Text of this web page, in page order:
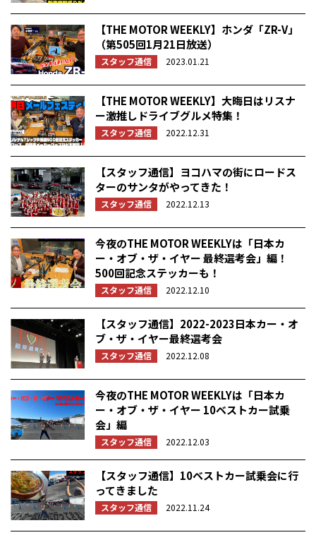
【THE MOTOR WEEKLY】ホンダ「ZR-V」
（第505回1月21日放送）
スタッフ通信 2023.01.21
【THE MOTOR WEEKLY】大晦日はリスナ
ー激推しドライブグルメ特集！
スタッフ通信 2022.12.31
【スタッフ通信】ヨコハマの街にロードス
ターのサンタがやってきた！
スタッフ通信 2022.12.13
今夜のTHE MOTOR WEEKLYは「日本カ
ー・オブ・ザ・イヤー 最終選考会」編！
500回記念ステッカーも！
スタッフ通信 2022.12.10
【スタッフ通信】2022-2023日本カー・オ
ブ・ザ・イヤー最終選考会
スタッフ通信 2022.12.08
今夜のTHE MOTOR WEEKLYは「日本カ
ー・オブ・ザ・イヤー 10ベストカー試乗
会」編
スタッフ通信 2022.12.03
【スタッフ通信】10ベストカー試乗会に行
ってきました
スタッフ通信 2022.11.24